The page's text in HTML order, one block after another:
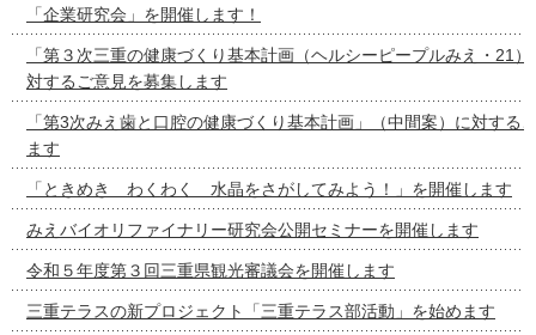
「企業研究会」を開催します！
「第３次三重の健康づくり基本計画（ヘルシーピープルみえ・21
対するご意見を募集します
「第3次みえ歯と口腔の健康づくり基本計画」（中間案）に対する
ます
「ときめき わくわく 水晶をさがしてみよう！」を開催します
みえバイオリファイナリー研究会公開セミナーを開催します
令和５年度第３回三重県観光審議会を開催します
三重テラスの新プロジェクト「三重テラス部活動」を始めます